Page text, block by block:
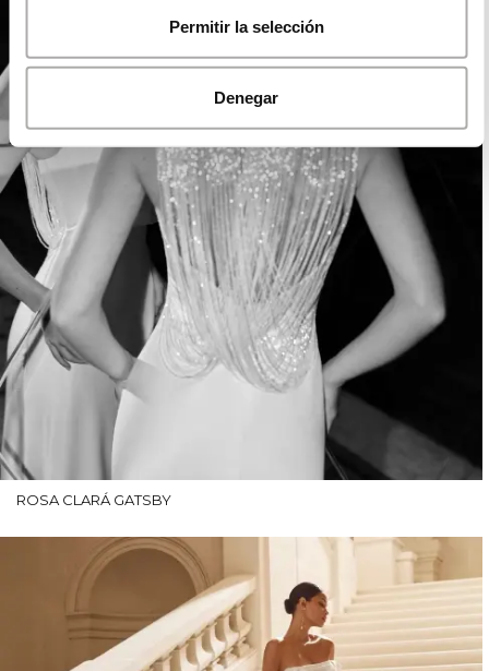
Permitir la selección
Denegar
ROSA CLARÁ GATSBY